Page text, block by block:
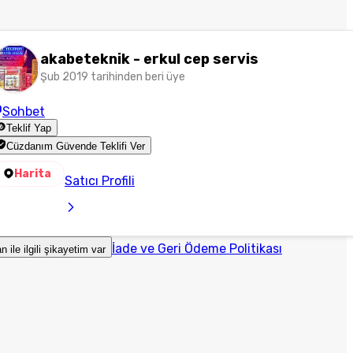
akabeteknik - erkul cep servis
Şub 2019 tarihinden beri üye
Sohbet
Teklif Yap
Cüzdanım Güvende Teklifi Ver
Harita Satıcı Profili
ile ilgili şikayetim var İade ve Geri Ödeme Politikası